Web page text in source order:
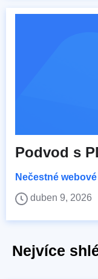
Podvod s
Nečestné
duben 9, 2026
Nejvíce